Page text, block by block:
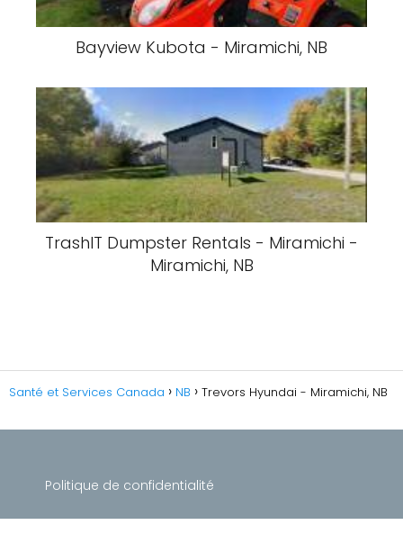
Bayview Kubota - Miramichi, NB
TrashIT Dumpster Rentals - Miramichi -
Miramichi, NB
Santé et Services Canada NB Trevors Hyundai - Miramichi, NB
Politique de confidentialité